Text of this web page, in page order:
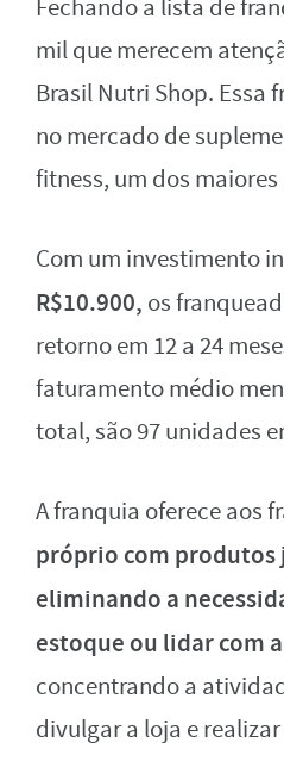
Fechando a lista de
mil que merecem
Brasil Nutri Shop. Essa
no mercado de
fitness, um dos
Com um investimento
R$10.900, os
retorno em 12 a 24
faturamento médio
total, são 97 unidades
A franquia oferece aos
próprio com produtos
eliminando a
estoque ou lidar com
concentrando a
divulgar a loja e